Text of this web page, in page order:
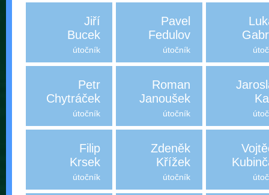
Jiří
Bucek
útočník
Pavel
Fedulov
útočník
Petr
Chytráček
útočník
Roman
Janoušek
útočník
Filip
Krsek
útočník
Zdeněk
Křížek
útočník